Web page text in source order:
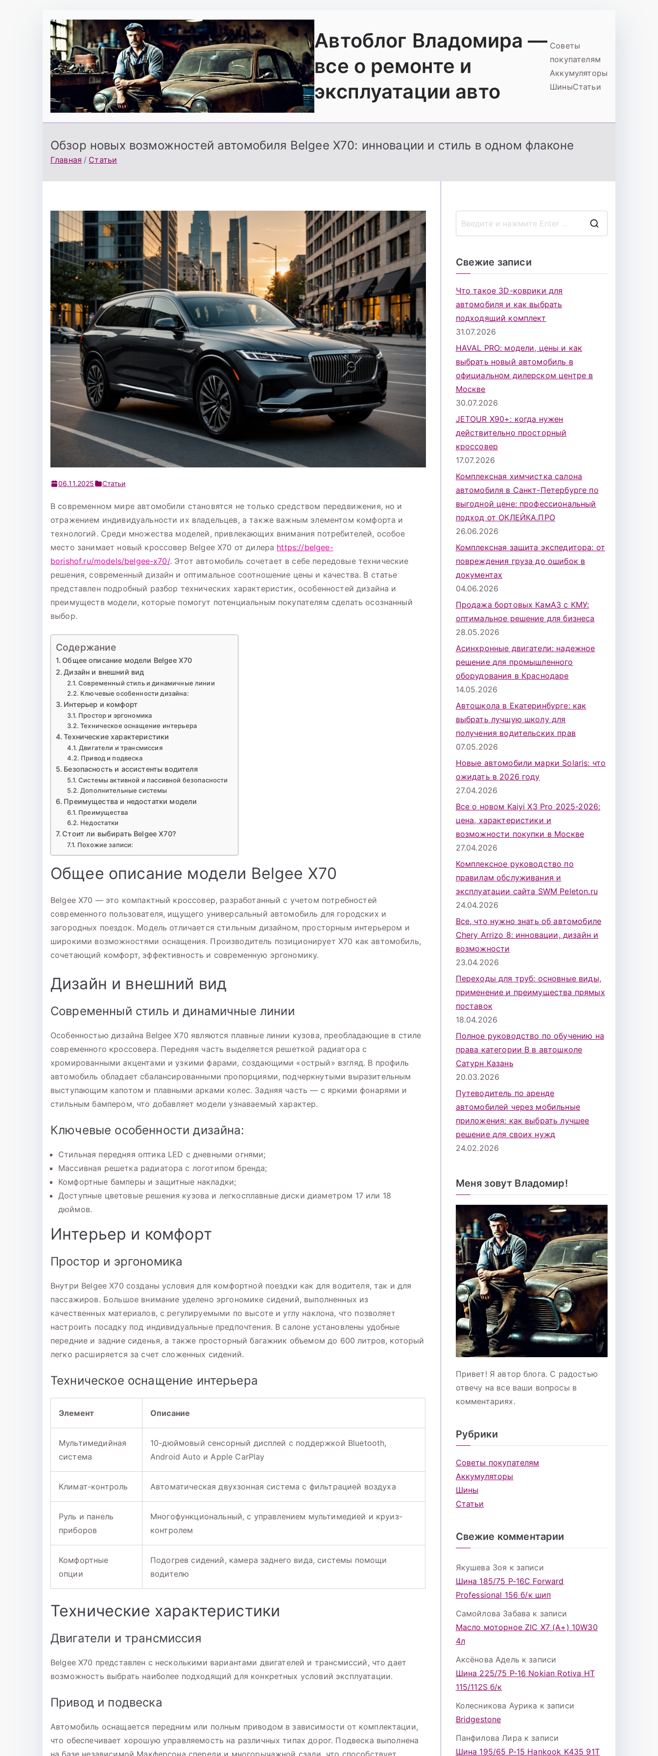
содержимому
Автоблог Владомира —
все о ремонте и
эксплуатации авто
Советы
покупателям
Аккумуляторы
ШиныСтатьи
Обзор новых возможностей автомобиля Belgee X70: инновации и стиль в одном флаконе
Главная Статьи
06.11.2025 Статьи
В современном мире автомобили становятся не только средством передвижения, но и
отражением индивидуальности их владельцев, а также важным элементом комфорта и
технологий. Среди множества моделей, привлекающих внимания потребителей, особое
место занимает новый кроссовер Belgee X70 от дилера https://belgee-
borishof.ru/models/belgee-x70/. Этот автомобиль сочетает в себе передовые технические
решения, современный дизайн и оптимальное соотношение цены и качества. В статье
представлен подробный разбор технических характеристик, особенностей дизайна и
преимуществ модели, которые помогут потенциальным покупателям сделать осознанный
выбор.
Содержание
Общее описание модели Belgee X70
Дизайн и внешний вид
Современный стиль и динамичные линии
Ключевые особенности дизайна:
Интерьер и комфорт
Простор и эргономика
Техническое оснащение интерьера
Технические характеристики
Двигатели и трансмиссия
Привод и подвеска
Безопасность и ассистенты водителя
Системы активной и пассивной безопасности
Дополнительные системы
Преимущества и недостатки модели
Преимущества
Недостатки
Стоит ли выбирать Belgee X70?
Похожие записи:
Общее описание модели Belgee X70
Belgee X70 — это компактный кроссовер, разработанный с учетом потребностей
современного пользователя, ищущего универсальный автомобиль для городских и
загородных поездок. Модель отличается стильным дизайном, просторным интерьером и
широкими возможностями оснащения. Производитель позиционирует X70 как автомобиль,
сочетающий комфорт, эффективность и современную эргономику.
Дизайн и внешний вид
Современный стиль и динамичные линии
Особенностью дизайна Belgee X70 являются плавные линии кузова, преобладающие в стиле
современного кроссовера. Передняя часть выделяется решеткой радиатора с
хромированными акцентами и узкими фарами, создающими «острый» взгляд. В профиль
автомобиль обладает сбалансированными пропорциями, подчеркнутыми выразительным
выступающим капотом и плавными арками колес. Задняя часть — с яркими фонарями и
стильным бампером, что добавляет модели узнаваемый характер.
Ключевые особенности дизайна:
Стильная передняя оптика LED с дневными огнями;
Массивная решетка радиатора с логотипом бренда;
Комфортные бамперы и защитные накладки;
Доступные цветовые решения кузова и легкосплавные диски диаметром 17 или 18
дюймов.
Интерьер и комфорт
Простор и эргономика
Внутри Belgee X70 созданы условия для комфортной поездки как для водителя, так и для
пассажиров. Большое внимание уделено эргономике сидений, выполненных из
качественных материалов, с регулируемыми по высоте и углу наклона, что позволяет
настроить посадку под индивидуальные предпочтения. В салоне установлены удобные
передние и задние сиденья, а также просторный багажник объемом до 600 литров, который
легко расширяется за счет сложенных сидений.
Техническое оснащение интерьера
Элемент Описание
Мультимедийная
система
10-дюймовый сенсорный дисплей с поддержкой Bluetooth,
Android Auto и Apple CarPlay
Климат-контроль Автоматическая двухзонная система с фильтрацией воздуха
Руль и панель
приборов
Многофункциональный, с управлением мультимедией и круиз-
контролем
Комфортные
опции
Подогрев сидений, камера заднего вида, системы помощи
водителю
Технические характеристики
Двигатели и трансмиссия
Belgee X70 представлен с несколькими вариантами двигателей и трансмиссий, что дает
возможность выбрать наиболее подходящий для конкретных условий эксплуатации.
Привод и подвеска
Автомобиль оснащается передним или полным приводом в зависимости от комплектации,
что обеспечивает хорошую управляемость на различных типах дорог. Подвеска выполнена
Свежие записи
Что такое 3D-коврики для
автомобиля и как выбрать
подходящий комплект
31.07.2026
HAVAL PRO: модели, цены и как
выбрать новый автомобиль в
официальном дилерском центре в
Москве
30.07.2026
JETOUR X90+: когда нужен
действительно просторный
кроссовер
17.07.2026
Комплексная химчистка салона
автомобиля в Санкт-Петербурге по
выгодной цене: профессиональный
подход от ОКЛЕЙКА.ПРО
26.06.2026
Комплексная защита экспедитора: от
повреждения груза до ошибок в
документах
04.06.2026
Продажа бортовых КамАЗ с КМУ:
оптимальное решение для бизнеса
28.05.2026
Асинхронные двигатели: надежное
решение для промышленного
оборудования в Краснодаре
14.05.2026
Автошкола в Екатеринбурге: как
выбрать лучшую школу для
получения водительских прав
07.05.2026
Новые автомобили марки Solaris: что
ожидать в 2026 году
27.04.2026
Все о новом Kaiyi X3 Pro 2025-2026:
цена, характеристики и
возможности покупки в Москве
27.04.2026
Комплексное руководство по
правилам обслуживания и
эксплуатации сайта SWM Peleton.ru
24.04.2026
Все, что нужно знать об автомобиле
Chery Arrizo 8: инновации, дизайн и
возможности
23.04.2026
Переходы для труб: основные виды,
применение и преимущества прямых
поставок
18.04.2026
Полное руководство по обучению на
права категории B в автошколе
Сатурн Казань
20.03.2026
Путеводитель по аренде
автомобилей через мобильные
приложения: как выбрать лучшее
решение для своих нужд
24.02.2026
Меня зовут Владомир!
Привет! Я автор блога. С радостью
отвечу на все ваши вопросы в
комментариях.
Рубрики
Советы покупателям
Аккумуляторы
Шины
Статьи
Свежие комментарии
Якушева Зоя к записи
Шина 185/75 Р-16С Forward
Professional 156 б/к шип
Самойлова Забава к записи
Масло моторное ZIC X7 (A+) 10W30
4л
Аксёнова Адель к записи
Шина 225/75 Р-16 Nokian Rotiva HT
115/112S б/к
Колесникова Аурика к записи
Bridgestone
Панфилова Лира к записи
Шина 195/65 Р-15 Hankook K435 91Т